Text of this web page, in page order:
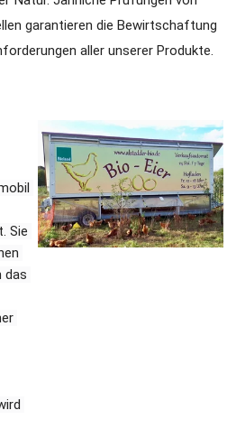
garantieren die Bewirtschaftung
aller unserer Produkte.
Sie
das